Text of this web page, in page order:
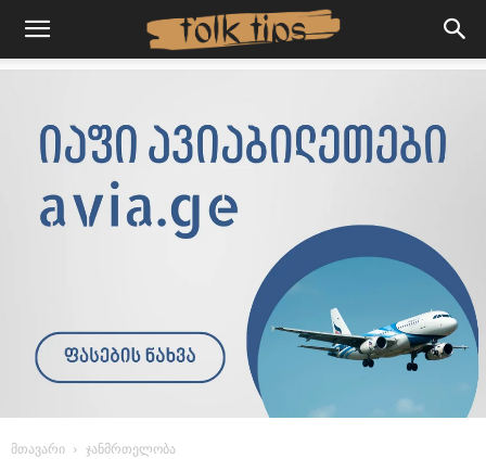
მთავარი ჯანმრთელობა